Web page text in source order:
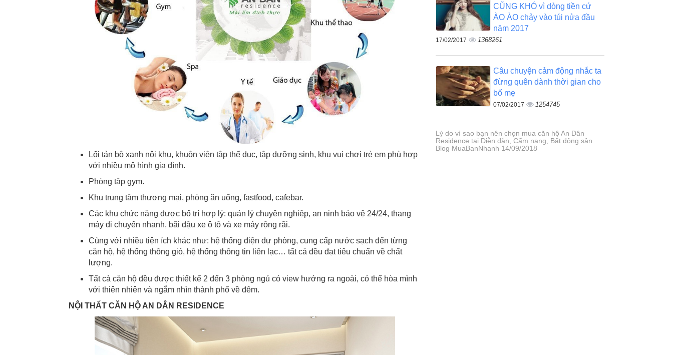
Lối tản bộ xanh nội khu, khuôn viên tập thể dục, tập dưỡng sinh, khu vui chơi trẻ em phù hợp
với nhiều mô hình gia đình.
Phòng tập gym.
Khu trung tâm thương mại, phòng ăn uống, fastfood, cafebar.
Các khu chức năng được bố trí hợp lý: quản lý chuyên nghiệp, an ninh bảo vệ 24/24, thang
máy di chuyển nhanh, bãi đậu xe ô tô và xe máy rộng rãi.
Cùng với nhiều tiện ích khác như: hệ thống điện dự phòng, cung cấp nước sạch đến từng
căn hộ, hệ thống thông gió, hệ thống thông tin liên lạc… tất cả đều đạt tiêu chuẩn về chất
lượng.
Tất cả căn hộ đều được thiết kế 2 đến 3 phòng ngủ có view hướng ra ngoài, có thể hòa mình
với thiên nhiên và ngắm nhìn thành phố về đêm.
NỘI THẤT CĂN HỘ AN DÂN RESIDENCE
CŨNG KHÓ vì dòng tiền cứ
ÀO ÀO chảy vào túi nửa đầu
năm 2017
17/02/2017 1368261
Câu chuyện cảm động nhắc ta
đừng quên dành thời gian cho
bố mẹ
07/02/2017 1254745
Lý do vì sao bạn nên chọn mua căn hộ An Dân
Residence tại Diễn đàn, Cẩm nang, Bất động sản
Blog MuaBanNhanh 14/09/2018